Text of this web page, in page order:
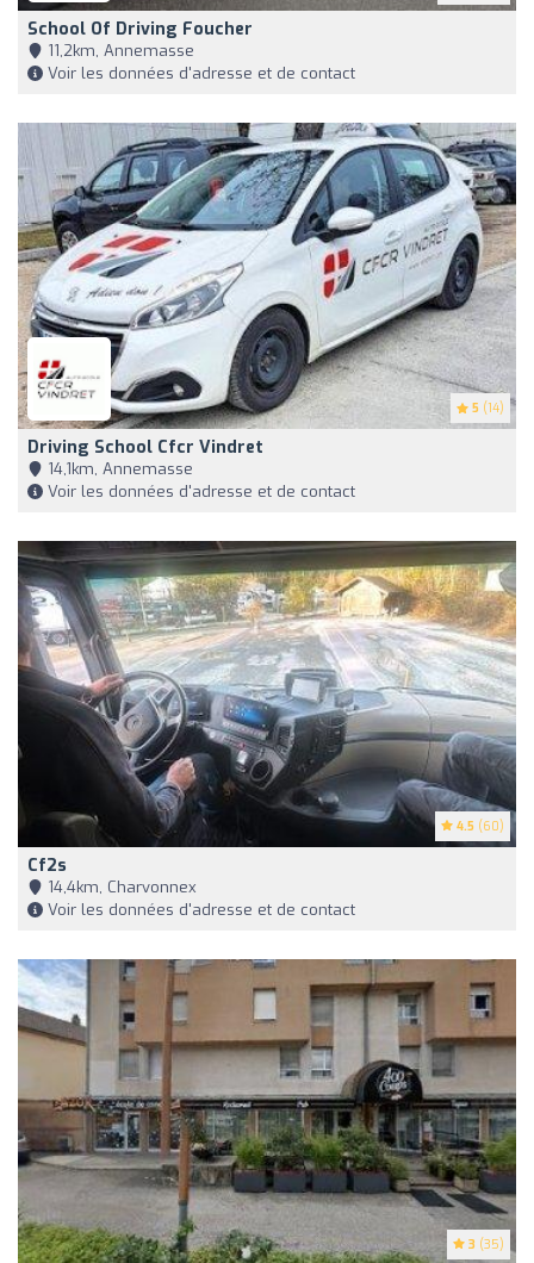
School Of Driving Foucher
11,2km, Annemasse
Voir les données d'adresse et de contact
5 (14)
Driving School Cfcr Vindret
14,1km, Annemasse
Voir les données d'adresse et de contact
4.5 (60)
Cf2s
14,4km, Charvonnex
Voir les données d'adresse et de contact
3 (35)